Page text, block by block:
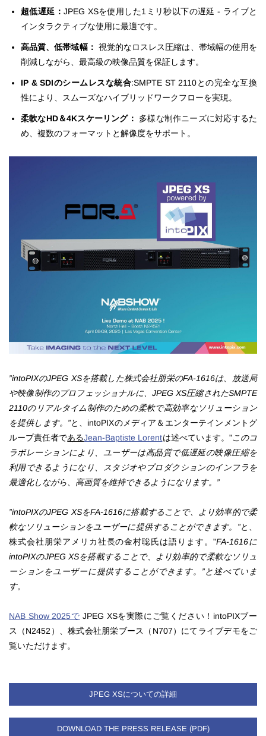
超低遅延：JPEG XSを使用した1ミリ秒以下の遅延 - ライブと
インタラクティブな使用に最適です。
高品質、低帯域幅： 視覚的なロスレス圧縮は、帯域幅の使用を
削減しながら、最高級の映像品質を保証します。
IP & SDIのシームレスな統合:SMPTE ST 2110との完全な互換
性により、スムーズなハイブリッドワークフローを実現。
柔軟なHD＆4Kスケーリング： 多様な制作ニーズに対応するた
め、複数のフォーマットと解像度をサポート。
”intoPIXのJPEG XSを搭載した株式会社朋栄のFA-1616は、放送局
や映像制作のプロフェッショナルに、JPEG XS圧縮されたSMPTE
2110のリアルタイム制作のための柔軟で高効率なソリューション
を提供します。”と、intoPIXのメディア＆エンターテインメントグ
ループ責任者であるJean-Baptiste Lorentは述べています。”このコ
ラボレーションにより、ユーザーは高品質で低遅延の映像圧縮を
利用できるようになり、スタジオやプロダクションのインフラを
最適化しながら、高画質を維持できるようになります。”
”intoPIXのJPEG XSをFA-1616に搭載することで、より効率的で柔
軟なソリューションをユーザーに提供することができます。”と、
株式会社朋栄アメリカ社長の金村聡氏は語ります。”FA-1616に
intoPIXのJPEG XSを搭載することで、より効率的で柔軟なソリュ
ーションをユーザーに提供することができます。”と述べていま
す。
NAB Show 2025で JPEG XSを実際にご覧ください！intoPIXブー
ス（N2452）、株式会社朋栄ブース（N707）にてライブデモをご
覧いただけます。
JPEG XSについての詳細
DOWNLOAD THE PRESS RELEASE (PDF)